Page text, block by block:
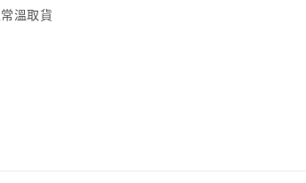
溫取貨